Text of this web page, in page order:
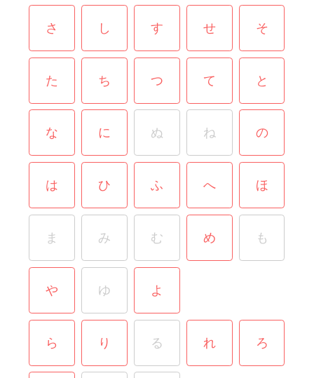
さ し す せ そ
た ち つ て と
な に ぬ ね の
は ひ ふ へ ほ
ま み む め も
や ゆ よ
ら り る れ ろ